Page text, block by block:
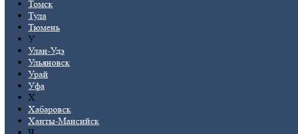
Томск
Тула
Тюмень
У
Улан-Удэ
Ульяновск
Урай
Уфа
Х
Хабаровск
Ханты-Мансийск